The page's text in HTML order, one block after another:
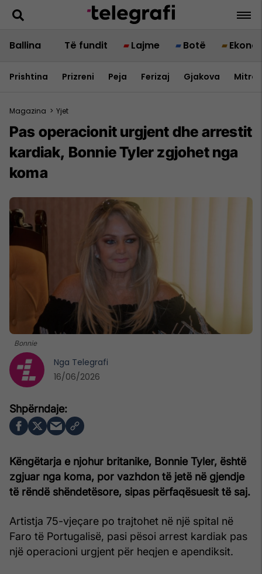
Ballina Të fundit Lajme Botë
Prishtina Prizreni Peja Ferizaj Gjakova
Magazina > Yjet
Pas operacionit urgjent dhe arrestit
kardiak, Bonnie Tyler zgjohet nga
koma
Bonnie
Këngëtarja e njohur britanike, Bonnie Tyler, është
zgjuar nga koma, por vazhdon të jetë në gjendje
të rëndë shëndetësore, sipas përfaqësuesit të saj.
Artistja 75-vjeçare po trajtohet në një spital në
Faro të Portugalisë, pasi pësoi arrest kardiak pas
një operacioni urgjent për heqjen e apendiksit.
Nga Telegrafi
16/06/2026